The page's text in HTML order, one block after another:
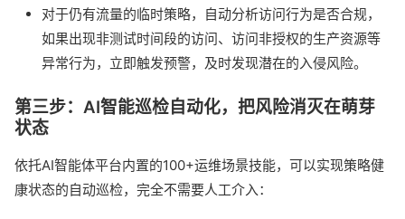
对于仍有流量的临时策略，自动分析访问行为是否合规，
如果出现非测试时间段的访问、访问非授权的生产资源等
异常行为，立即触发预警，及时发现潜在的入侵风险。
第三步：AI智能巡检自动化，把风险消灭在萌芽
状态
依托AI智能体平台内置的100+运维场景技能，可以实现策略健
康状态的自动巡检，完全不需要人工介入：